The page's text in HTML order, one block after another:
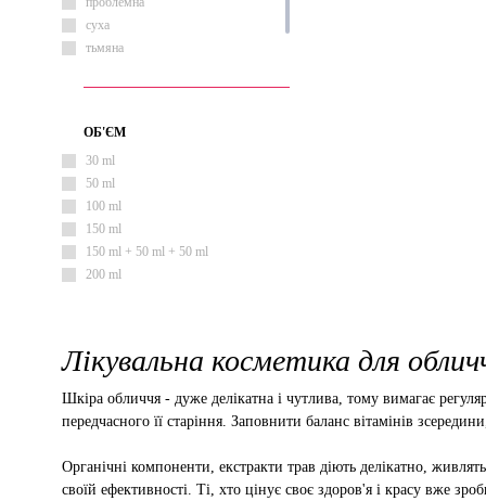
суха
тьмяна
ОБ'ЄМ
30 ml
50 ml
100 ml
150 ml
150 ml + 50 ml + 50 ml
200 ml
Лікувальна косметика для
Шкіра обличчя - дуже делікатна і чутлива, тому вимагає
передчасного її старіння. Заповнити баланс вітамінів
Органічні компоненти, екстракти трав діють делікатно,
своїй ефективності. Ті, хто цінує своє здоров'я і красу вже